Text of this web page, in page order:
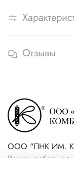
Отзывы
ООО "ПНК ИМ.
Режим работы